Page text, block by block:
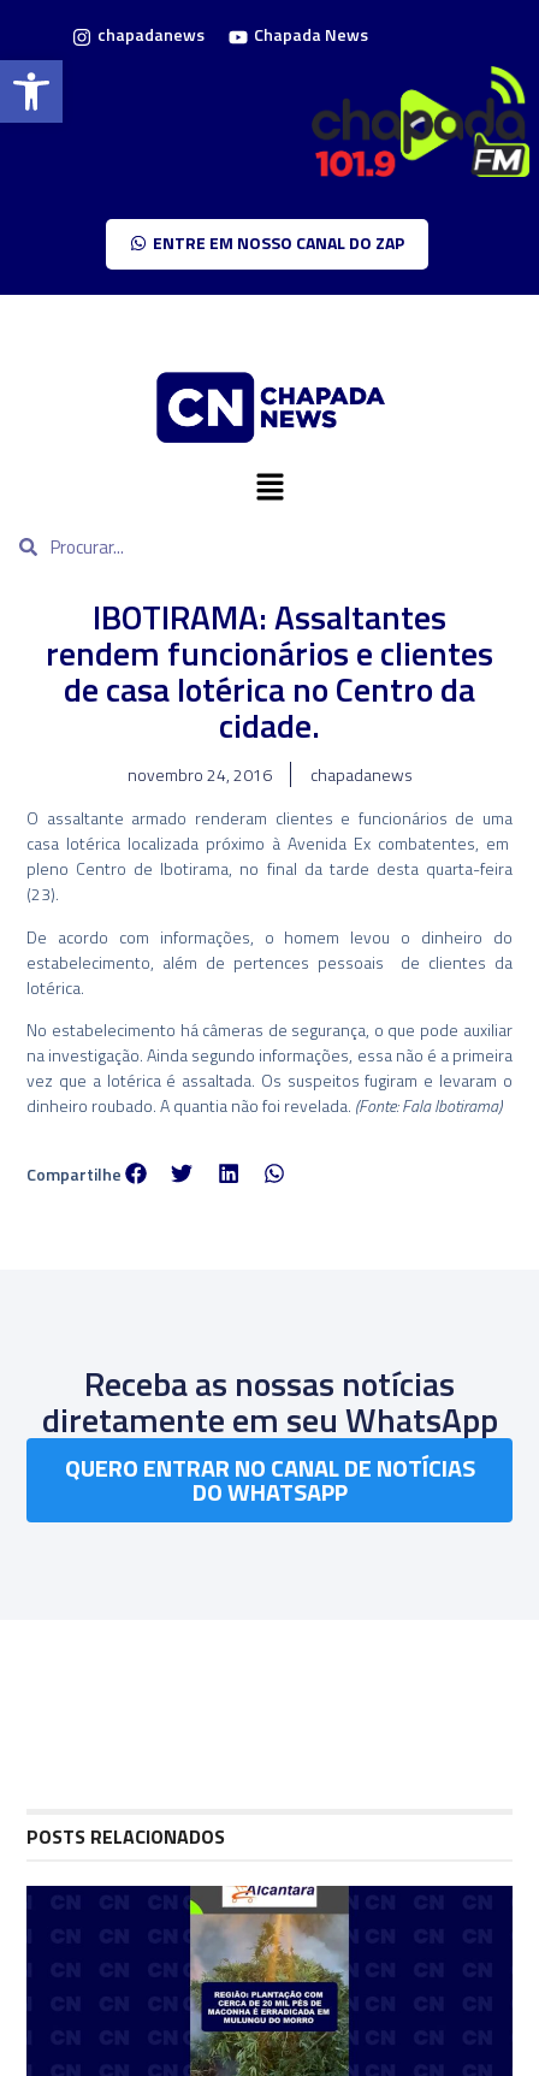
Barra de Ferramentas Aberta
chapadanews Chapada News
ENTRE EM NOSSO CANAL DO ZAP
IBOTIRAMA: Assaltantes
rendem funcionários e clientes
de casa lotérica no Centro da
cidade.
novembro 24, 2016
chapadanews
O assaltante armado renderam clientes e funcionários de uma
casa lotérica localizada próximo à Avenida Ex combatentes, em
pleno Centro de Ibotirama, no final da tarde desta quarta-feira
(23).
De acordo com informações, o homem levou o dinheiro do
estabelecimento, além de pertences pessoais de clientes da
lotérica.
No estabelecimento há câmeras de segurança, o que pode auxiliar
na investigação. Ainda segundo informações, essa não é a primeira
vez que a lotérica é assaltada. Os suspeitos fugiram e levaram o
dinheiro roubado. A quantia não foi revelada. (Fonte: Fala Ibotirama)
Compartilhe
Receba as nossas notícias
diretamente em seu WhatsApp
QUERO ENTRAR NO CANAL DE NOTÍCIAS
DO WHATSAPP
POSTS RELACIONADOS